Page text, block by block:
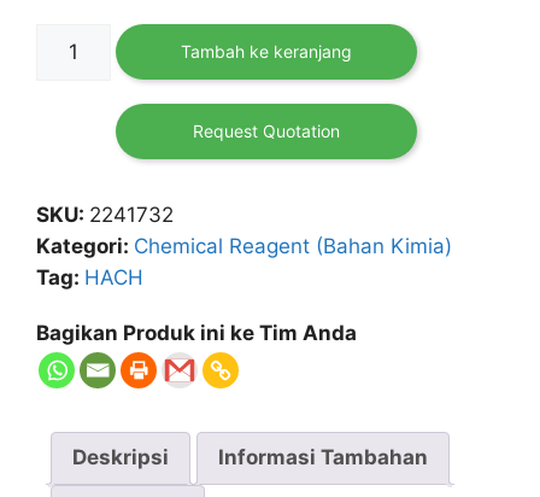
Kuantitas
Alkali
Magnesium
100
mL
Tambah ke keranjang
Request Quotation
SKU: 2241732
Kategori: Chemical Reagent (Bahan Kimia)
Tag: HACH
Bagikan Produk ini ke Tim Anda
Deskripsi Informasi Tambahan